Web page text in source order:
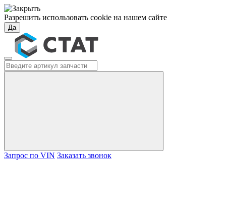
Разрешить использовать cookie на нашем сайте
Да
Запрос по VIN Заказать звонок